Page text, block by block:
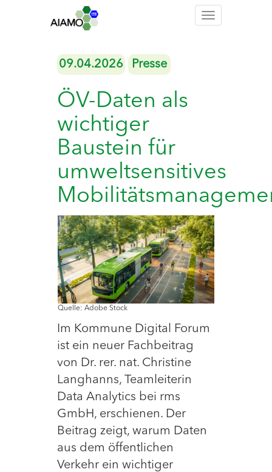
Toggle
09.04.2026 Presse
ÖV-Daten als
wichtiger
Baustein für
umweltsensitives
Quelle: Adobe Stock
Im Kommune Digital Forum
ist ein neuer Fachbeitrag
von Dr. rer. nat. Christine
Langhanns, Teamleiterin
Data Analytics bei rms
GmbH, erschienen. Der
Beitrag zeigt, warum Daten
aus dem öffentlichen
Verkehr ein wichtiger